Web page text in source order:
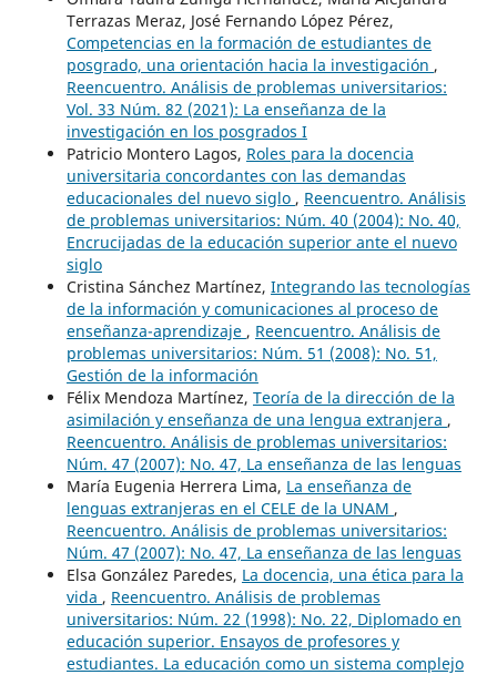
Terrazas Meraz, José Fernando López Pérez,
Competencias en la formación de estudiantes de
posgrado, una orientación hacia la investigación ,
Reencuentro. Análisis de problemas universitarios:
Vol. 33 Núm. 82 (2021): La enseñanza de la
investigación en los posgrados I
Patricio Montero Lagos, Roles para la docencia
universitaria concordantes con las demandas
educacionales del nuevo siglo , Reencuentro. Análisis
de problemas universitarios: Núm. 40 (2004): No. 40,
Encrucijadas de la educación superior ante el nuevo
siglo
Cristina Sánchez Martínez, Integrando las tecnologías
de la información y comunicaciones al proceso de
enseñanza-aprendizaje , Reencuentro. Análisis de
problemas universitarios: Núm. 51 (2008): No. 51,
Gestión de la información
Félix Mendoza Martínez, Teoría de la dirección de la
asimilación y enseñanza de una lengua extranjera ,
Reencuentro. Análisis de problemas universitarios:
Núm. 47 (2007): No. 47, La enseñanza de las lenguas
María Eugenia Herrera Lima, La enseñanza de
lenguas extranjeras en el CELE de la UNAM ,
Reencuentro. Análisis de problemas universitarios:
Núm. 47 (2007): No. 47, La enseñanza de las lenguas
Elsa González Paredes, La docencia, una ética para la
vida , Reencuentro. Análisis de problemas
universitarios: Núm. 22 (1998): No. 22, Diplomado en
educación superior. Ensayos de profesores y
estudiantes. La educación como un sistema complejo